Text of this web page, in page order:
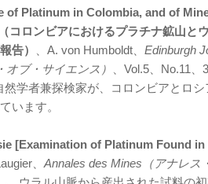
of Platinum in Colombia, and of
ロンビアにおけるプラチナ鉱山と
告）
、A. von Humboldt、 Edinburgh
ブ・サイエンス）
、Vol.5、No.11、
然学者兼探検家が、コロンビアとロ
います。
[Examination of Platinum Found in
、 Annales des Mines（アナレス